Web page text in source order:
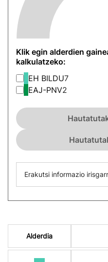
Klik egin alderdien
kalkulatzeko:
EH BILDU7
EAJ-PNV2
Erakutsi informazio
Alderdia